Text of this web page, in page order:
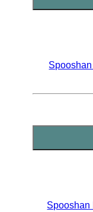
Spooshan